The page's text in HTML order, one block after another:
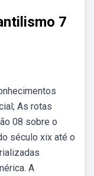
7
As rotas
08 sobre o
século xix até o
A